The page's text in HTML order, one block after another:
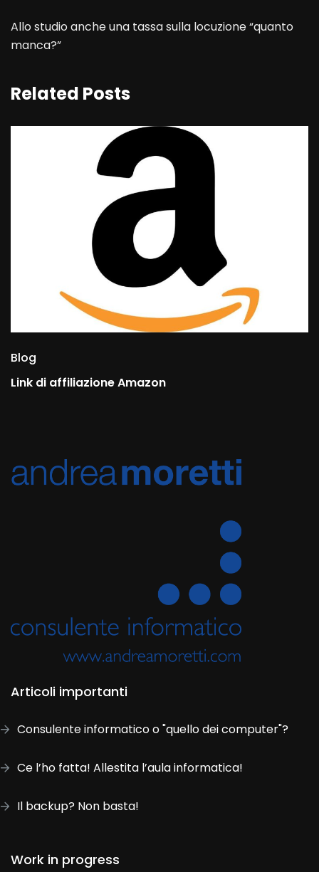
Allo studio anche una tassa sulla locuzione “quanto
manca?”
Related Posts
Blog
Link di affiliazione Amazon
Articoli importanti
Consulente informatico o "quello dei computer"?
Ce l’ho fatta! Allestita l’aula informatica!
Il backup? Non basta!
Work in progress